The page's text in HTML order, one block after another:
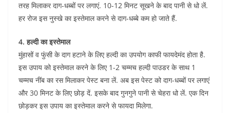
तरह मिलाकर दाग-धब्बों पर लगाएं. 10-12 मिनट सूखने के बाद पानी से धो लें.
हर रोज इस नुस्खे का इस्तेमाल करने से दाग-धब्बे कम हो जाते हैं.
4. हल्दी का इस्तेमाल
मुंहासों व फुंसी के दाग हटाने के लिए हल्दी का उपयोग काफी फायदेमंद होता है.
इस उपाय को इस्तेमाल करने के लिए 1-2 चम्मच हल्दी पाउडर के साथ 1
चम्मच नींब का रस मिलाकर पेस्ट बना लें. अब इस पेस्ट को दाग-धब्बों पर लगाएं
और 30 मिनट के लिए छोड़ दें. इसके बाद गुनगुने पानी से चेहरा धो लें. एक दिन
छोड़कर इस उपाय का इस्तेमाल करने से फायदा मिलेगा.